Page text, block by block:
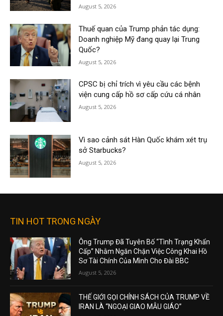
August 5, 2026
Thuế quan của Trump phản tác dụng:
Doanh nghiệp Mỹ đang quay lại Trung
Quốc?
August 5, 2026
CPSC bị chỉ trích vì yêu cầu các bệnh
viện cung cấp hồ sơ cấp cứu cá nhân
August 5, 2026
Vì sao cảnh sát Hàn Quốc khám xét trụ
sở Starbucks?
August 5, 2026
TIN HOT TRONG NGÀY
Ông Trump Đã Tuyên Bố “Tình Trạng Khẩn
Cấp” Nhằm Ngăn Chặn Việc Công Khai Hồ
Sơ Tài Chính Của Mình Cho Đài BBC
August 5, 2026
THẾ GIỚI GỌI CHÍNH SÁCH CỦA TRUMP VỀ
IRAN LÀ “NGOẠI GIAO MẪU GIÁO”